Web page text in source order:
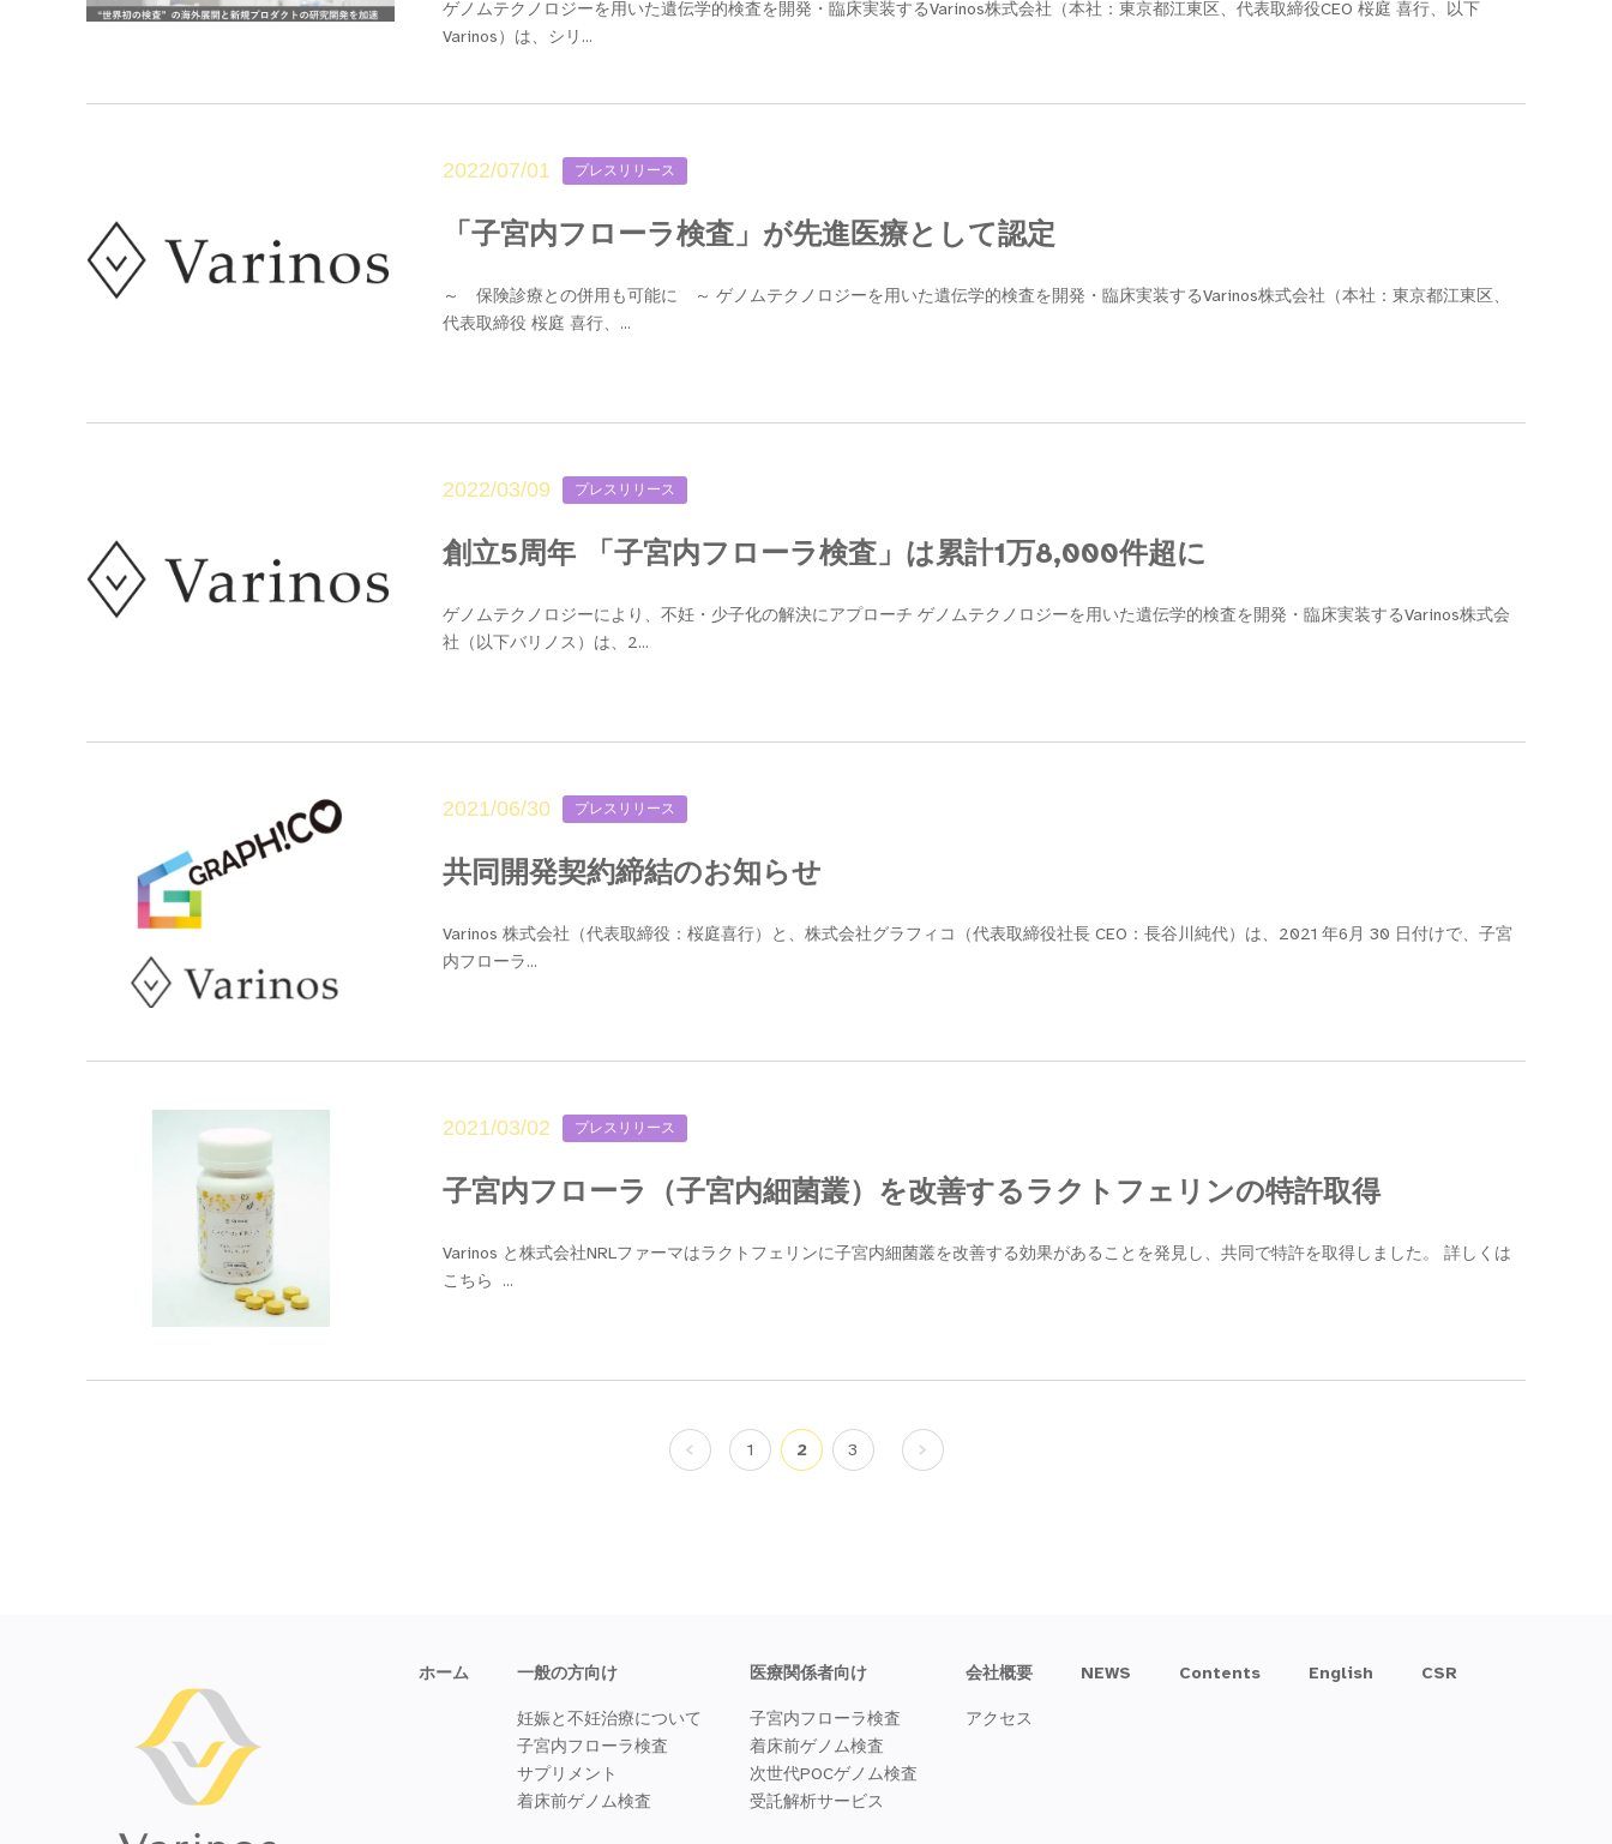
ゲノムテクノロジーを用いた遺伝学的検査を開発・臨床実装するVarinos株式会社（本社：東京都江東区、代表取締役CEO 桜庭 喜行、以下
Varinos）は、シリ...
2022/07/01 プレスリリース
「子宮内フローラ検査」が先進医療として認定
～ 保険診療との併用も可能に ～ ゲノムテクノロジーを用いた遺伝学的検査を開発・臨床実装するVarinos株式会社（本社：東京都江東区、
代表取締役 桜庭 喜行、...
2022/03/09 プレスリリース
創立5周年 「子宮内フローラ検査」は累計1万8,000件超に
ゲノムテクノロジーにより、不妊・少子化の解決にアプローチ ゲノムテクノロジーを用いた遺伝学的検査を開発・臨床実装するVarinos株式会
社（以下バリノス）は、2...
2021/06/30 プレスリリース
共同開発契約締結のお知らせ
Varinos 株式会社（代表取締役：桜庭喜行）と、株式会社グラフィコ（代表取締役社長 CEO：長谷川純代）は、2021 年6月 30 日付けで、子宮
内フローラ...
2021/03/02 プレスリリース
子宮内フローラ（子宮内細菌叢）を改善するラクトフェリンの特許取得
Varinos と株式会社NRLファーマはラクトフェリンに子宮内細菌叢を改善する効果があることを発見し、共同で特許を取得しました。 詳しくは
こちら ...
1 2 3
ホーム 一般の方向け
妊娠と不妊治療について
子宮内フローラ検査
サプリメント
着床前ゲノム検査
医療関係者向け
子宮内フローラ検査
着床前ゲノム検査
次世代POCゲノム検査
受託解析サービス
会社概要
アクセス
NEWS Contents English CSR